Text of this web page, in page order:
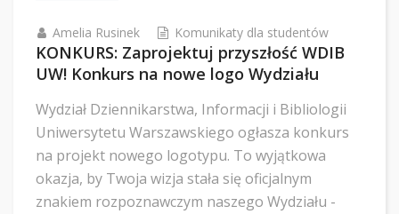
Amelia Rusinek Komunikaty dla studentów
KONKURS: Zaprojektuj przyszłość WDIB
UW! Konkurs na nowe logo Wydziału
Wydział Dziennikarstwa, Informacji i Bibliologii
Uniwersytetu Warszawskiego ogłasza konkurs
na projekt nowego logotypu. To wyjątkowa
okazja, by Twoja wizja stała się oficjalnym
znakiem rozpoznawczym naszego Wydziału -